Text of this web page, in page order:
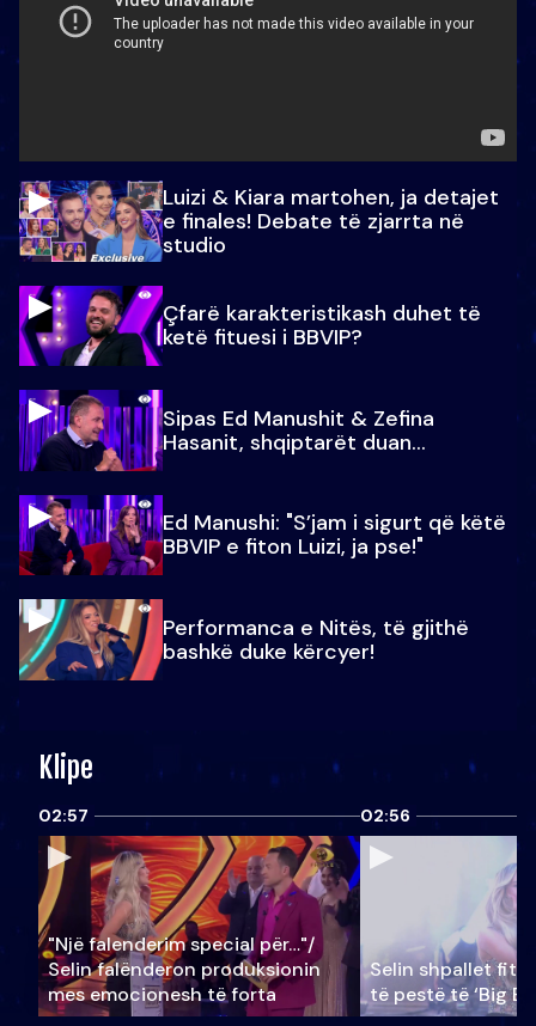
Luizi & Kiara martohen, ja detajet
e finales! Debate të zjarrta në
studio
Çfarë karakteristikash duhet të
ketë fituesi i BBVIP?
Sipas Ed Manushit & Zefina
Hasanit, shqiptarët duan...
Ed Manushi: "S’jam i sigurt që këtë
BBVIP e fiton Luizi, ja pse!"
Performanca e Nitës, të gjithë
bashkë duke kërcyer!
Klipe
02:57
"Një falenderim special për…"/
Selin falënderon produksionin
mes emocionesh të forta
02:56
Selin shpallet
të pestë të ‘Big